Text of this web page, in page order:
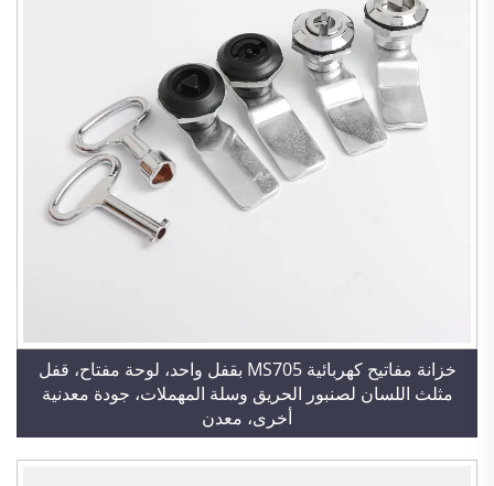
خزانة مفاتيح كهربائية MS705 بقفل واحد، لوحة مفتاح، قفل
مثلث اللسان لصنبور الحريق وسلة المهملات، جودة معدنية
أخرى، معدن